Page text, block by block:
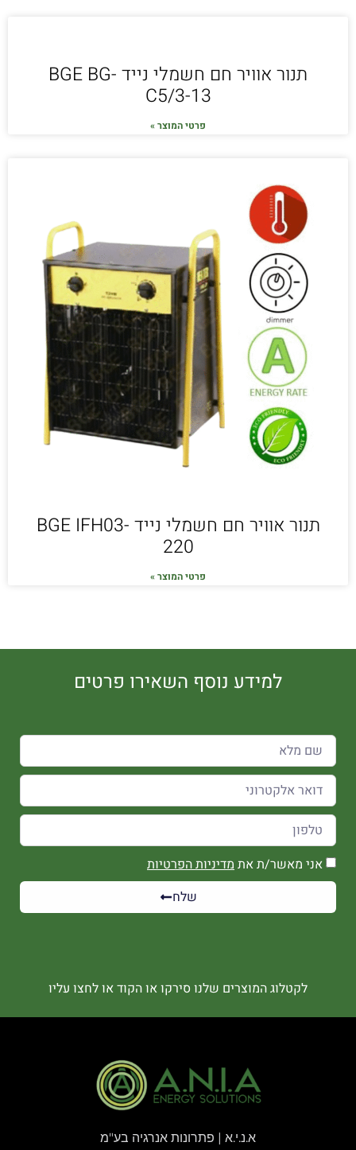
תנור אוויר חם חשמלי נייד BGE BG-
C5/3-13
פרטי המוצר »
תנור אוויר חם חשמלי נייד BGE IFH03-
220
פרטי המוצר »
למידע נוסף השאירו פרטים
אני מאשר/ת את מדיניות הפרטיות
שלח
לקטלוג המוצרים שלנו סירקו או הקוד או לחצו עליו
א.נ.י.א | פתרונות אנרגיה בע"מ